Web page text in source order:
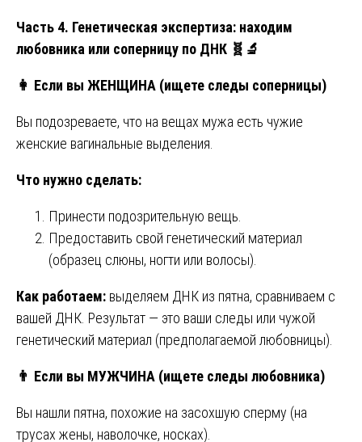
Часть 4. Генетическая экспертиза: находим
любовника или соперницу по ДНК 🧬🔬
👩 Если вы ЖЕНЩИНА (ищете следы соперницы)
Вы подозреваете, что на вещах мужа есть чужие
женские вагинальные выделения.
Что нужно сделать:
Принести подозрительную вещь.
Предоставить свой генетический материал
(образец слюны, ногти или волосы).
Как работаем: выделяем ДНК из пятна, сравниваем с
вашей ДНК. Результат — это ваши следы или чужой
генетический материал (предполагаемой любовницы).
👨 Если вы МУЖЧИНА (ищете следы любовника)
Вы нашли пятна, похожие на засохшую сперму (на
трусах жены, наволочке, носках).